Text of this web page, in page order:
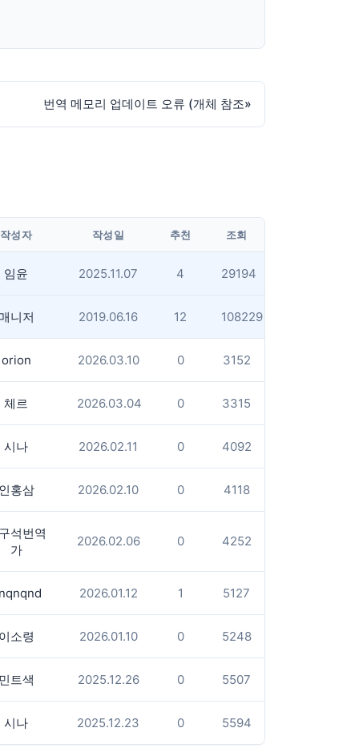
번역 메모리 업데이트 오류 (개체 참조»
작성자 작성일 추천 조회
임윤 2025.11.07 4 29194
니저 2019.06.16 12 108229
orion 2026.03.10 0 3152
체르 2026.03.04 0 3315
시나 2026.02.11 0 4092
홍삼 2026.02.10 0 4118
석번역
가
2026.02.06 0 4252
2026.01.12 1 5127
소령 2026.01.10 0 5248
트색 2025.12.26 0 5507
시나 2025.12.23 0 5594